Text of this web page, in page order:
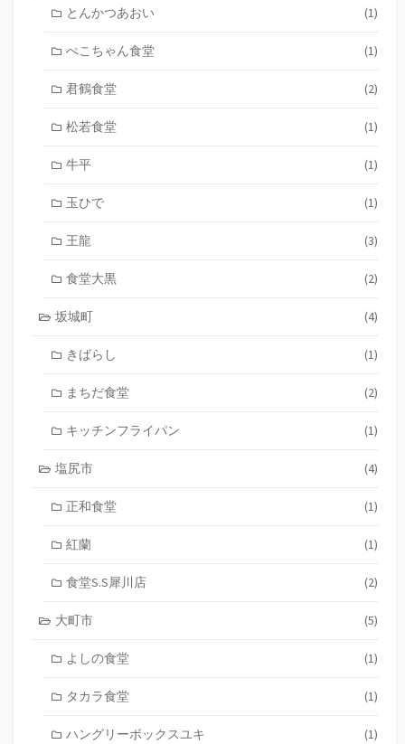
とんかつあおい (1)
ぺこちゃん食堂 (1)
君鶴食堂 (2)
松若食堂 (1)
牛平 (1)
玉ひで (1)
王龍 (3)
食堂大黒 (2)
坂城町 (4)
きばらし (1)
まちだ食堂 (2)
キッチンフライパン (1)
塩尻市 (4)
正和食堂 (1)
紅蘭 (1)
食堂S.S犀川店 (2)
大町市 (5)
よしの食堂 (1)
タカラ食堂 (1)
ハングリーボックスユキ (1)